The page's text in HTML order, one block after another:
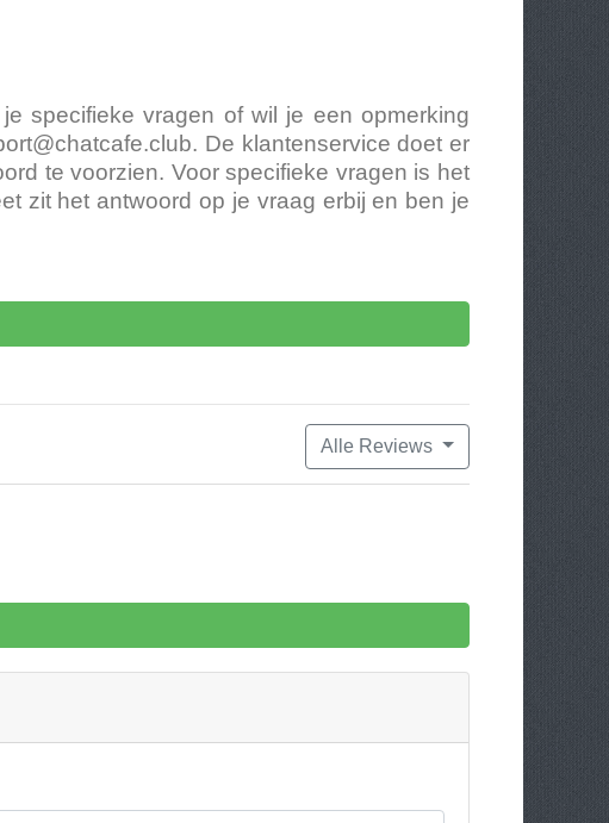
specifieke vragen of wil je een opmerking
. De klantenservice doet er
te voorzien. Voor specifieke vragen is het
zit het antwoord op je vraag erbij en ben je
Alle Reviews